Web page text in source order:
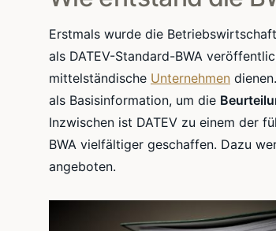
Erstmals wurde die
als DATEV-Standard-BWA
mittelständische Unternehmen
als Basisinformation, um die
Inzwischen ist DATEV zu einem der
BWA vielfältiger geschaffen. Dazu
angeboten.